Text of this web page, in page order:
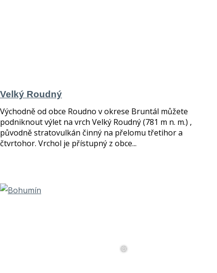
Velký Roudný
Východně od obce Roudno v okrese Bruntál můžete
podniknout výlet na vrch Velký Roudný (781 m n. m.) ,
původně stratovulkán činný na přelomu třetihor a
čtvrtohor. Vrchol je přístupný z obce...